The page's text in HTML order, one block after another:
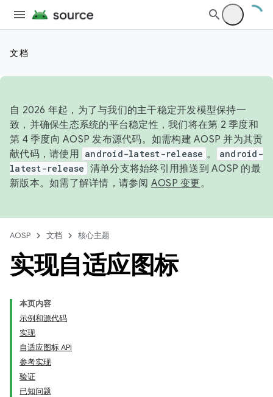
文档
自 2026 年起，为了与我们的主干稳定开发模型保持一
致，并确保生态系统的平台稳定性，我们将在第 2 季度和
第 4 季度向 AOSP 发布源代码。如需构建 AOSP 并为其贡
献代码，请使用 android-latest-release 。
android-
latest-release 清单分支将始终引用推送到 AOSP 的最
新版本。如需了解详情，请参阅 AOSP 变更。
AOSP 文档 核心主题
实现自适应图标
本页内容
示例和源代码
实现
自适应图标 API
参考实现
验证
已知问题